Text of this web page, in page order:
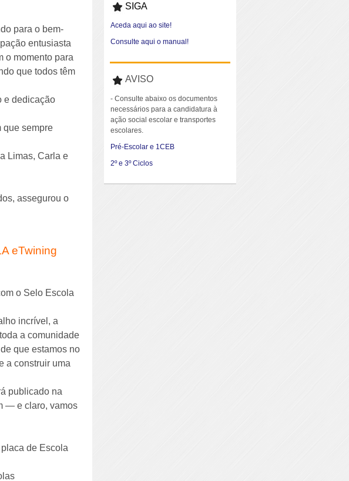
para o bem-
entusiasta
o momento para
que todos têm
e dedicação
que sempre
Limas, Carla e
assegurou o
eTwining
o Selo Escola
incrível, a
a comunidade
que estamos no
a construir uma
publicado na
— e claro, vamos
de Escola
SIGA
Aceda aqui ao site!
Consulte aqui o manual!
AVISO
- Consulte abaixo os documentos
necessários para a candidatura à
ação social escolar e transportes
escolares.
Pré-Escolar e 1CEB
2º e 3º Ciclos